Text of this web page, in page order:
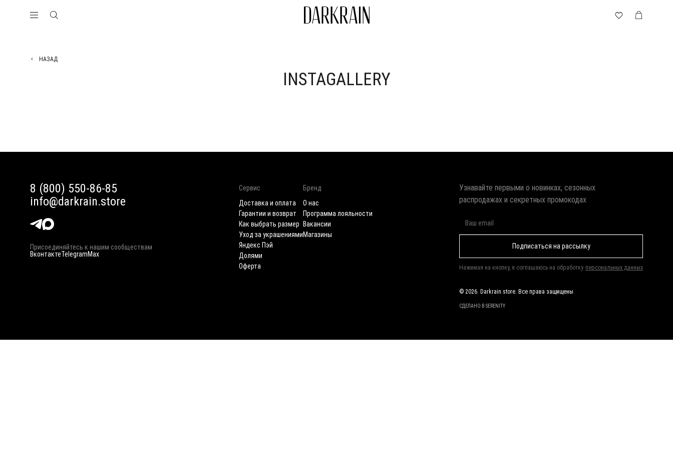
НАЗАД
INSTAGALLERY
8 (800) 550-86-85
info@darkrain.store
Присоединяйтесь к нашим сообществам
ВконтактеTelegramMax
Сервис
Доставка и оплата
Гарантии и возврат
Как выбрать размер
Уход за украшениями
Яндекс Пэй
Долями
Оферта
Бренд
О нас
Программа лояльности
Вакансии
Магазины
Узнавайте первыми о новинках, сезонных
распродажах и секретных промокодах
Подписаться на рассылку
Нажимая на кнопку, я соглашаюсь на обработку персональных данных
© 2026. Darkrain.store. Все права защищены
СДЕЛАНО В SERENITY